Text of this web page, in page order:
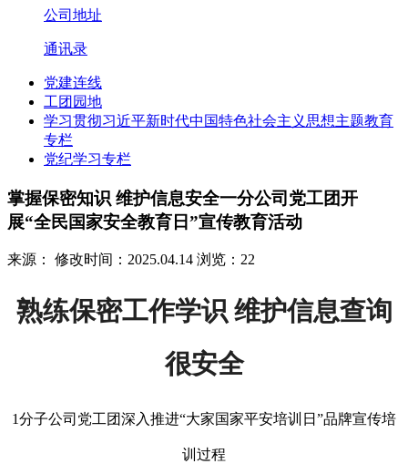
公司地址
通讯录
党建连线
工团园地
学习贯彻习近平新时代中国特色社会主义思想主题教育
专栏
党纪学习专栏
掌握保密知识 维护信息安全一分公司党工团开
展“全民国家安全教育日”宣传教育活动
来源： 修改时间：2025.04.14 浏览：22
熟练保密工作学识 维护信息查询
很安全
1分子公司党工团深入推进“大家国家平安培训日”品牌宣传培
训过程